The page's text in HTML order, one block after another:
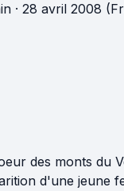
· 28 avril 2008
des monts du
d'une jeune